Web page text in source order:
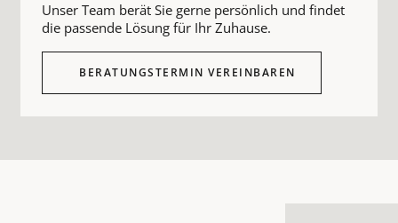
Unser Team berät Sie gerne persönlich und findet
die passende Lösung für Ihr Zuhause.
BERATUNGSTERMIN VEREINBAREN